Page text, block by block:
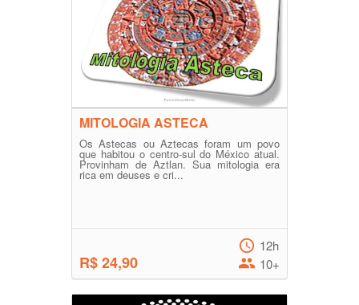
MITOLOGIA ASTECA
Os Astecas ou Aztecas foram um povo
que habitou o centro-sul do México atual.
Provinham de Aztlan. Sua mitologia era
rica em deuses e cri...
R$ 24,90
12h
10+